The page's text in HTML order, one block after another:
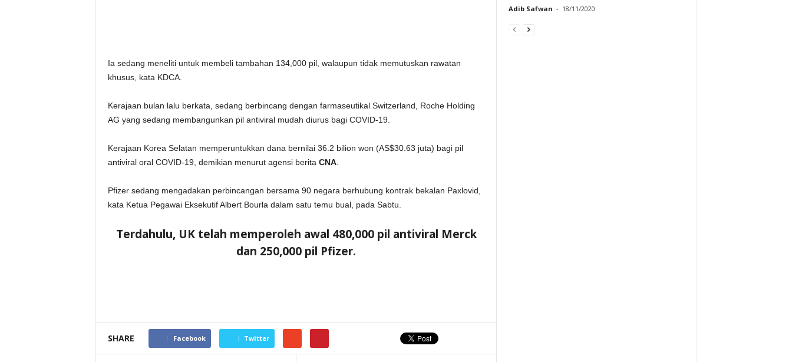
Ia sedang meneliti untuk membeli tambahan 134,000 pil, walaupun tidak memutuskan rawatan
khusus, kata KDCA.
Kerajaan bulan lalu berkata, sedang berbincang dengan farmaseutikal Switzerland, Roche Holding
AG yang sedang membangunkan pil antiviral mudah diurus bagi COVID-19.
Kerajaan Korea Selatan memperuntukkan dana bernilai 36.2 bilion won (AS$30.63 juta) bagi pil
antiviral oral COVID-19, demikian menurut agensi berita CNA.
Pfizer sedang mengadakan perbincangan bersama 90 negara berhubung kontrak bekalan Paxlovid,
kata Ketua Pegawai Eksekutif Albert Bourla dalam satu temu bual, pada Sabtu.
Terdahulu, UK telah memperoleh awal 480,000 pil antiviral Merck
dan 250,000 pil Pfizer.
SHARE Facebook Twitter
Adib Safwan - 18/11/2020